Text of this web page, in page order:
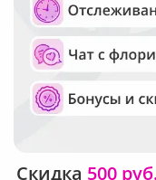
ОГРН:
Юридический адрес:
д.42, оф. 3
Рейтинг Русского букета
Скидка 500